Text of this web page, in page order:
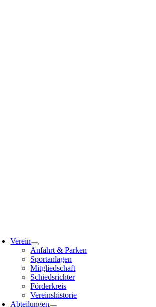
Verein
Anfahrt & Parken
Sportanlagen
Mitgliedschaft
Schiedsrichter
Förderkreis
Vereinshistorie
Abteilungen